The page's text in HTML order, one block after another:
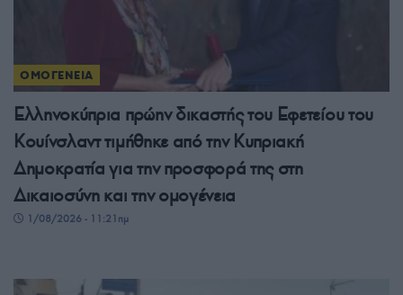
ΟΜΟΓΕΝΕΙΑ
Ελληνοκύπρια πρώην δικαστής του Εφετείου του
Κουίνσλαντ τιμήθηκε από την Κυπριακή
Δημοκρατία για την προσφορά της στη
Δικαιοσύνη και την ομογένεια
1/08/2026 - 11:21πμ